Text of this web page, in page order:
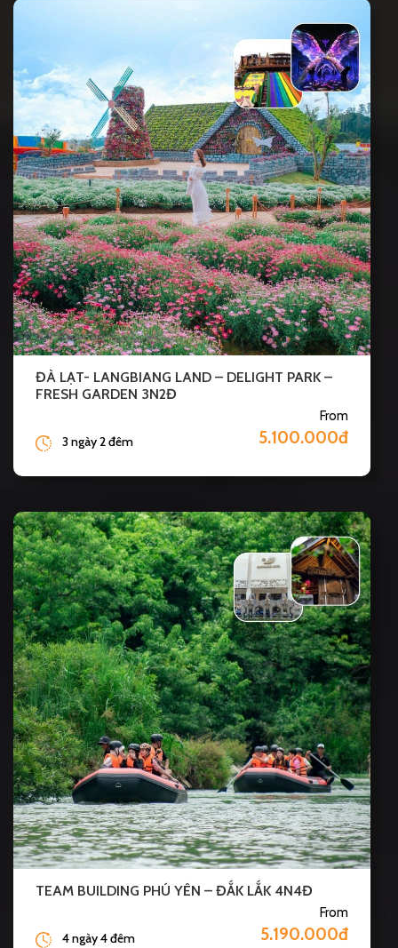
ĐÀ LẠT- LANGBIANG LAND – DELIGHT PARK –
FRESH GARDEN 3N2Đ
From
5.100.000đ
3 ngày 2 đêm
TEAM BUILDING PHÚ YÊN – ĐẮK LẮK 4N4Đ
From
5.190.000đ
4 ngày 4 đêm